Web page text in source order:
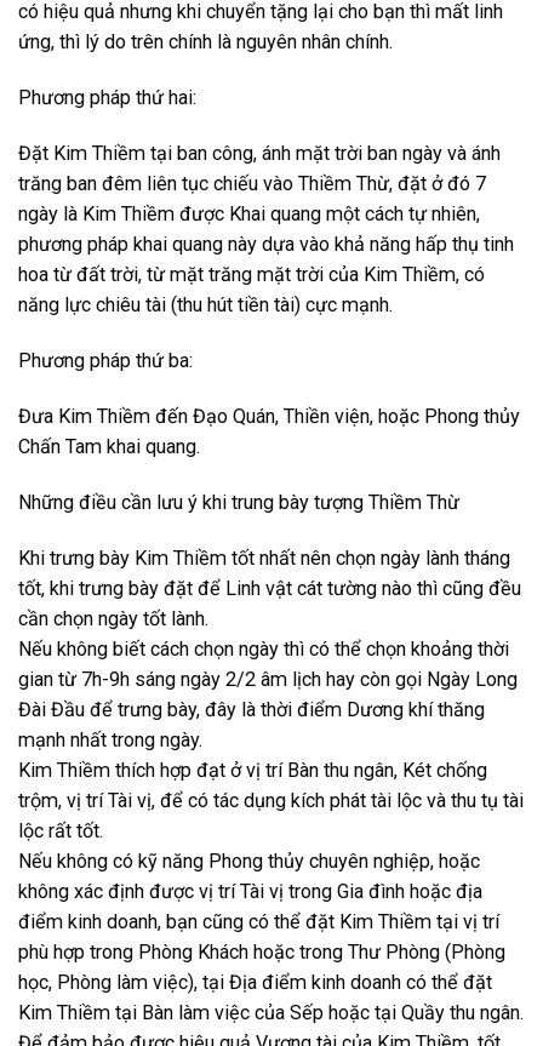
có hiệu quả nhưng khi chuyển tặng lại cho bạn thì mất linh
ứng, thì lý do trên chính là nguyên nhân chính.
Phương pháp thứ hai:
Đặt Kim Thiềm tại ban công, ánh mặt trời ban ngày và ánh
trăng ban đêm liên tục chiếu vào Thiềm Thừ, đặt ở đó 7
ngày là Kim Thiềm được Khai quang một cách tự nhiên,
phương pháp khai quang này dựa vào khả năng hấp thụ tinh
hoa từ đất trời, từ mặt trăng mặt trời của Kim Thiềm, có
năng lực chiêu tài (thu hút tiền tài) cực mạnh.
Phương pháp thứ ba:
Đưa Kim Thiềm đến Đạo Quán, Thiền viện, hoặc Phong thủy
Chấn Tam khai quang.
Những điều cần lưu ý khi trung bày tượng Thiềm Thừ
Khi trưng bày Kim Thiềm tốt nhất nên chọn ngày lành tháng
tốt, khi trưng bày đặt để Linh vật cát tường nào thì cũng đều
cần chọn ngày tốt lành.
Nếu không biết cách chọn ngày thì có thể chọn khoảng thời
gian từ 7h-9h sáng ngày 2/2 âm lịch hay còn gọi Ngày Long
Đài Đầu để trưng bày, đây là thời điểm Dương khí thăng
mạnh nhất trong ngày.
Kim Thiềm thích hợp đạt ở vị trí Bàn thu ngân, Két chống
trộm, vị trí Tài vị, để có tác dụng kích phát tài lộc và thu tụ tài
lộc rất tốt.
Nếu không có kỹ năng Phong thủy chuyên nghiệp, hoặc
không xác định được vị trí Tài vị trong Gia đình hoặc địa
điểm kinh doanh, bạn cũng có thể đặt Kim Thiềm tại vị trí
phù hợp trong Phòng Khách hoặc trong Thư Phòng (Phòng
học, Phòng làm việc), tại Địa điểm kinh doanh có thể đặt
Kim Thiềm tại Bàn làm việc của Sếp hoặc tại Quầy thu ngân.